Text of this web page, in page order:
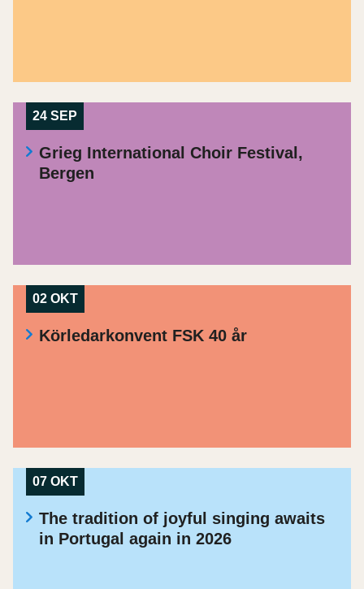
24 SEP
Grieg International Choir Festival,
Bergen
02 OKT
Körledarkonvent FSK 40 år
07 OKT
The tradition of joyful singing awaits
in Portugal again in 2026